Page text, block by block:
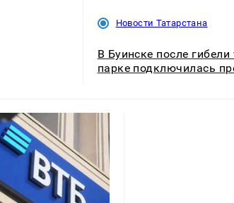
Новости Татарстана
В Буинске после гибели
парке подключилась